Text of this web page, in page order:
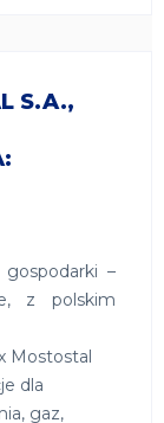
S.A.,
gospodarki –
z polskim
Mostostal
dla
gaz,